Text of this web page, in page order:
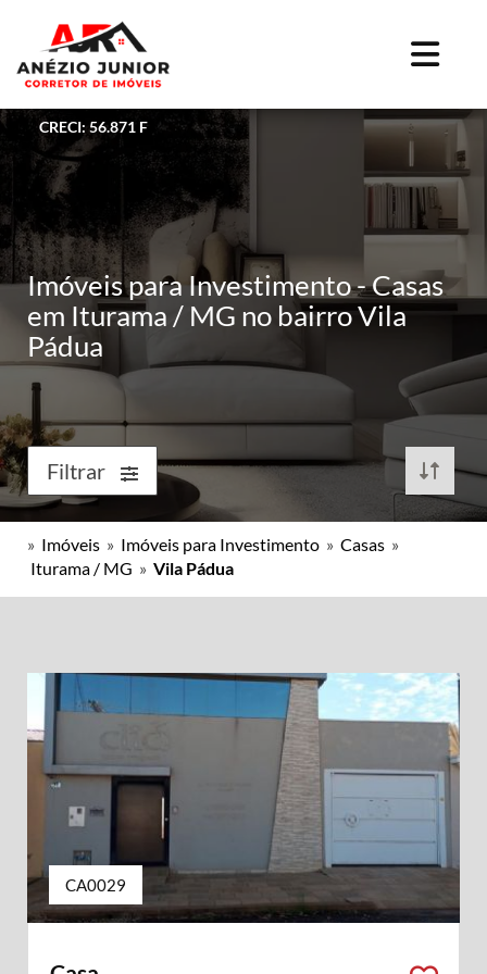
CRECI: 56.871 F
Imóveis para Investimento - Casas
em Iturama / MG no bairro Vila
Pádua
Filtrar
» Imóveis » Imóveis para Investimento » Casas »
Iturama / MG » Vila Pádua
CA0029